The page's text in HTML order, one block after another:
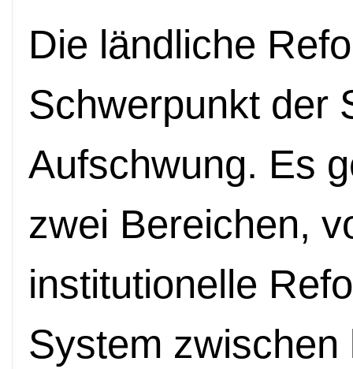
Die ländliche
Schwerpunkt der
Aufschwung. Es
zwei Bereichen,
institutionelle
System zwischen